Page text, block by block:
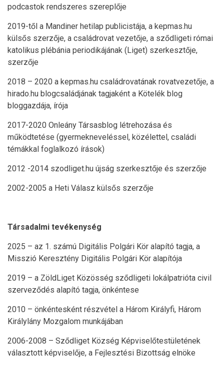
podcastok rendszeres szereplője
2019-től a Mandiner hetilap publicistája, a kepmas.hu
külsős szerzője, a családrovat vezetője, a sződligeti római
katolikus plébánia periodikájának (Liget) szerkesztője,
szerzője
2018 – 2020 a kepmas.hu családrovatának rovatvezetője, a
hirado.hu blogcsaládjának tagjaként a Kötelék blog
bloggazdája, írója
2017-2020 Onleány Társasblog létrehozása és
működtetése (gyermekneveléssel, közélettel, családi
témákkal foglalkozó írások)
2012 -2014 szodliget.hu újság szerkesztője és szerzője
2002-2005 a Heti Válasz külsős szerzője
Társadalmi tevékenység
2025 – az 1. számú Digitális Polgári Kör alapító tagja, a
Misszió Keresztény Digitális Polgári Kör alapítója
2019 – a ZöldLiget Közösség sződligeti lokálpatrióta civil
szerveződés alapító tagja, önkéntese
2010 – önkéntesként részvétel a Három Királyfi, Három
Királylány Mozgalom munkájában
2006-2008 – Sződliget Község Képviselőtestületének
választott képviselője, a Fejlesztési Bizottság elnöke